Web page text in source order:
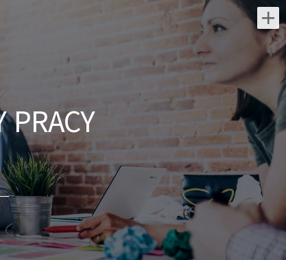
Najnowsze oferty pracy:
Lekarz Infekcyjny / Lekarka
Infekcyjna
Medicover Sp. z o.o.
świętokrzyskie/ Kielce
Dołącz do naszej ekipy medycznej i stań
się #bohaterem opieki zdrowotnej!
Szukamy Ciebie jeśli ​ : posiadasz prawo
wykonywania zawodu obsługa
komputera...
wczoraj
PRACY